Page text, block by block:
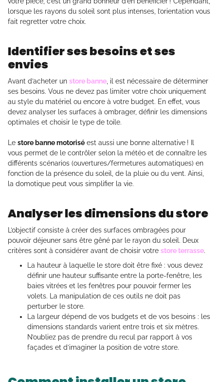
lorsque les rayons du soleil sont plus intenses, l’orientation vous
fait regretter votre choix.
Identifier ses besoins et ses
envies
Avant d’acheter un store banne, il est nécessaire de déterminer
ses besoins. Vous ne devez pas limiter votre choix uniquement
au style du matériel ou encore à votre budget. En effet, vous
devez analyser les surfaces à ombrager, définir les dimensions
optimales et choisir le type de toile.
Le store banne motorisé est aussi une bonne alternative ! Il
vous permet de le contrôler selon la météo et de connaître les
différents scénarios (ouvertures/fermetures automatiques) en
fonction de la présence du soleil, de la pluie ou du vent. Ainsi,
la domotique peut vous simplifier la vie.
Analyser les dimensions du store
L’objectif consiste à créer des surfaces ombragées pour
pouvoir déjeuner sans être gêné par le rayon du soleil. Deux
critères sont à considérer avant de choisir votre store terrasse.
La hauteur à laquelle le store doit être fixé : vous devez
définir une hauteur suffisante entre la porte-fenêtre, les
baies vitrées et les fenêtres pour pouvoir fermer les
volets. La manipulation de ces outils ne doit pas
perturber le store.
La largeur dépend de vos budgets et de vos besoins : les
dimensions standards varient entre trois et six mètres.
N’oubliez pas de prendre du recul par rapport à vos
façades et d’imaginer la position de votre store.